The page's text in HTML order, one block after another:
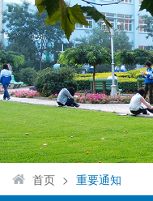
首页 > 重要通知